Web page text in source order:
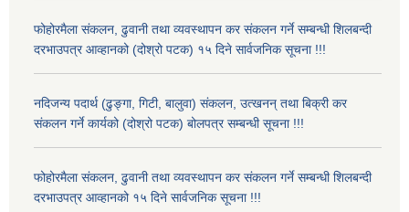
फोहोरमैला संकलन, ढुवानी तथा व्यवस्थापन कर संकलन गर्ने सम्बन्धी शिलबन्दी
दरभाउपत्र आव्हानको (दोश्रो पटक) १५ दिने सार्वजनिक सूचना !!!
नदिजन्य पदार्थ (ढुङ्गा, गिटी, बालुवा) संकलन, उत्खनन् तथा बिक्री कर
संकलन गर्ने कार्यको (दोश्रो पटक) बोलपत्र सम्बन्धी सूचना !!!
फोहोरमैला संकलन, ढुवानी तथा व्यवस्थापन कर संकलन गर्ने सम्बन्धी शिलबन्दी
दरभाउपत्र आव्हानको १५ दिने सार्वजनिक सूचना !!!